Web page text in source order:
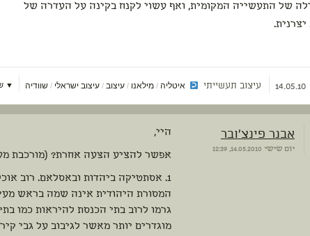
של התעשייה המקומית, ואף עשוי לקנח בקינה על העדרה של
יצרנית.
14.05.10 עיצוב תעשייתי איטליה/ מילאנו / עיצוב/ עיצוב ישראלי / שוודיה ▼
אבנר פינצ'ובר
יום שישי
היי,
אפשר להציע הצעה אחרת? (מורכבת
1. אסתטיקה ביהדות ובאסלאם. רוב
המסורת היהודית אינה שמה בראש
גרמו לרוב בתי הכנסת להיראות כמו
מוגדרים יותר מאשר לגיבוב על גבי